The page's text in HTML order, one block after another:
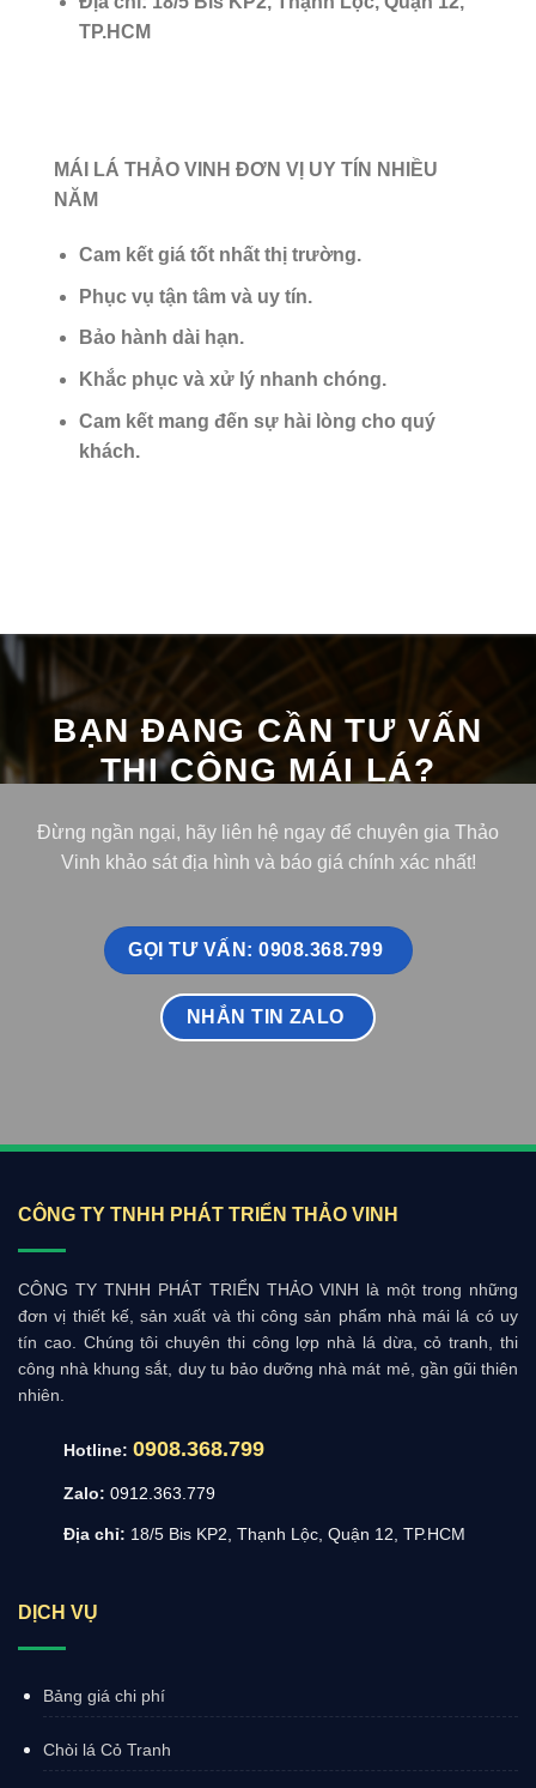
TP.HCM
MÁI LÁ THẢO VINH ĐƠN VỊ UY TÍN NHIỀU
NĂM
Cam kết giá tốt nhất thị trường.
Phục vụ tận tâm và uy tín.
Bảo hành dài hạn.
Khắc phục và xử lý nhanh chóng.
Cam kết mang đến sự hài lòng cho quý
khách.
BẠN ĐANG CẦN TƯ VẤN
THI CÔNG MÁI LÁ?
Đừng ngần ngại, hãy liên hệ ngay để chuyên gia Thảo
Vinh khảo sát địa hình và báo giá chính xác nhất!
GỌI TƯ VẤN: 0908.368.799
NHẮN TIN ZALO
CÔNG TY TNHH PHÁT TRIỂN THẢO VINH
CÔNG TY TNHH PHÁT TRIỂN THẢO VINH là một trong những
đơn vị thiết kế, sản xuất và thi công sản phẩm nhà mái lá có uy
tín cao. Chúng tôi chuyên thi công lợp nhà lá dừa, cỏ tranh, thi
công nhà khung sắt, duy tu bảo dưỡng nhà mát mẻ, gần gũi thiên
nhiên.
Hotline: 0908.368.799
Zalo: 0912.363.779
Địa chỉ: 18/5 Bis KP2, Thạnh Lộc, Quận 12, TP.HCM
DỊCH VỤ
Bảng giá chi phí
Chòi lá Cỏ Tranh